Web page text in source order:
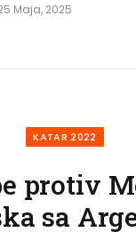
Maja, 2025
KATAR 2022
protiv
sa